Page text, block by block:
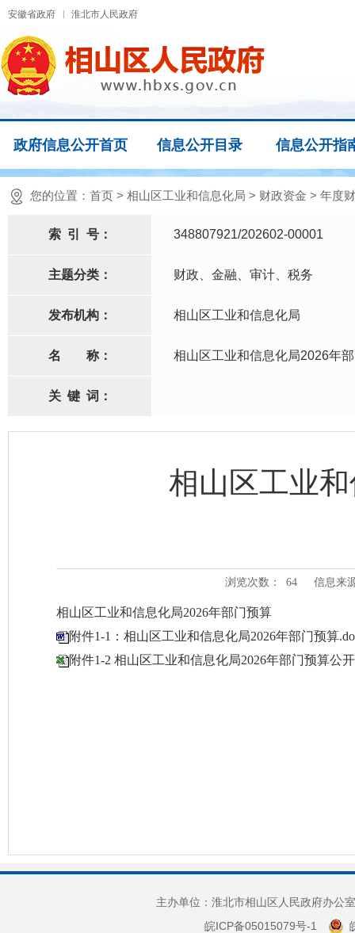
安徽省政府 淮北市人民政府
政府信息公开首页 信息公开目录 信息公开指
您的位置： 首页 > 相山区工业和信息化局 > 财政资金 > 年度
索 引 号： 348807921/202602-00001
主题分类： 财政、金融、审计、税务
发布机构： 相山区工业和信息化局
名 称： 相山区工业和信息化局2026年
关 键 词：
相山区工业
浏览次数： 64 信息来
相山区工业和信息化局2026年部门预算
附件1-1：相山区工业和信息化局2026年部门预算
附件1-2 相山区工业和信息化局2026年部门预算公
主办单位：淮北市相山区人民政府办
皖ICP备05015079号-1